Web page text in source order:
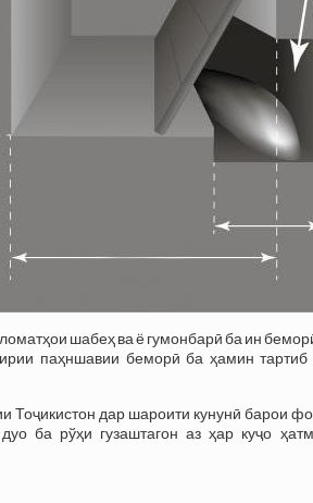
шабеҳ ва ё гумонбарӣ ба ин
паҳншавии беморӣ ба ҳамин
дар шароити кунунӣ барои
ба рўҳи гузаштагон аз ҳар куҷо